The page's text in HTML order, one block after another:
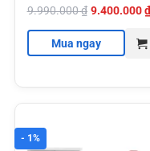
9.990.000₫
Giá
là:
9.990.000 ₫.
9.400.000₫
Giá
tại
9.400.000 ₫.
Mua ngay
- 1%